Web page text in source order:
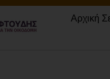
Αρχική